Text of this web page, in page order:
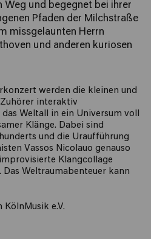
Weg und begegnet bei ihrer
Pfaden der Milchstraße
missgelaunten Herrn
und anderen kuriosen
werden die kleinen und
interaktiv
Weltall in ein Universum voll
Klänge. Dabei sind
und die Uraufführung
Vassos Nicolauo genauso
Klangcollage
Das Weltraumabenteuer kann
e.V.